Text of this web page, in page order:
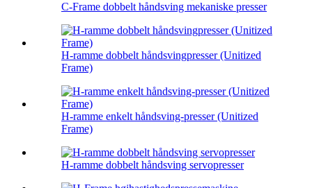
C-Frame dobbelt håndsving mekaniske presser
H-ramme dobbelt håndsvingpresser (Unitized
Frame)
H-ramme enkelt håndsving-presser (Unitized
Frame)
H-ramme dobbelt håndsving servopresser